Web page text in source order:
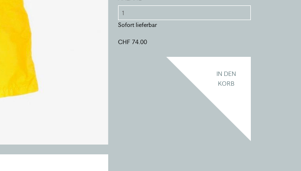
Sofort lieferbar
CHF 74.00
IN DEN
KORB